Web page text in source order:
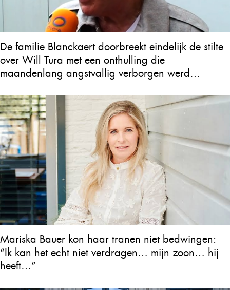
De familie Blanckaert doorbreekt eindelijk de stilte
over Will Tura met een onthulling die
maandenlang angstvallig verborgen werd
Mariska Bauer kon haar tranen niet bedwingen:
“Ik kan het echt niet verdragen… mijn zoon… hij
heeft…”